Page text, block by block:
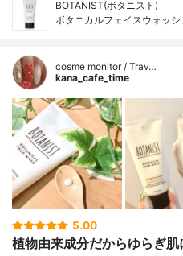
BOTANIST(ボタニスト)
ボタニカルフェイスウォッ
cosme monitor / Trav…
kana_cafe_time
5.00
植物由来成分だからゆらぎ肌